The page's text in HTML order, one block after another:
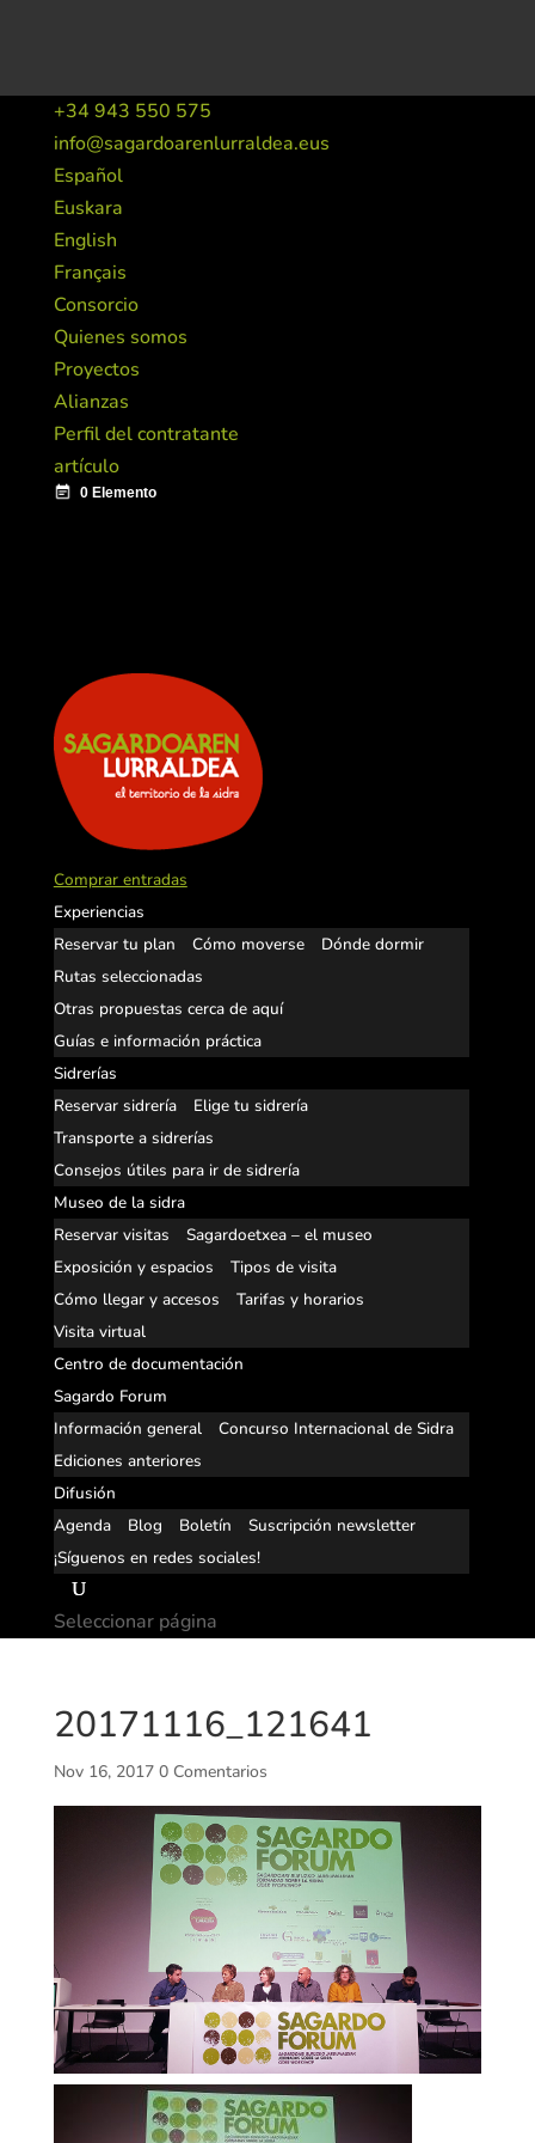
+34 943 550 575
info@sagardoarenlurraldea.eus
Español
Euskara
English
Français
Consorcio
Quienes somos
Proyectos
Alianzas
Perfil del contratante
artículo
Comprar entradas
Experiencias
Reservar tu plan
Cómo moverse
Dónde dormir
Rutas seleccionadas
Otras propuestas cerca de aquí
Guías e información práctica
Sidrerías
Reservar sidrería
Elige tu sidrería
Transporte a sidrerías
Consejos útiles para ir de sidrería
Museo de la sidra
Reservar visitas
Sagardoetxea – el museo
Exposición y espacios
Tipos de visita
Cómo llegar y accesos
Tarifas y horarios
Visita virtual
Centro de documentación
Sagardo Forum
Información general
Concurso Internacional de Sidra
Ediciones anteriores
Difusión
Agenda
Blog Boletín
Suscripción newsletter
¡Síguenos en redes sociales!
Seleccionar página
20171116_121641
Nov 16, 2017 0 Comentarios